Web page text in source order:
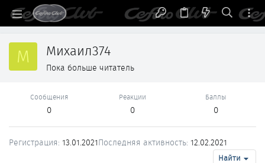
М Михаил374
Пока больше читатель
Сообщения
0
Реакции
0
Баллы
0
Регистрация 13.01.2021Последняя активность 12.02.2021
Найти